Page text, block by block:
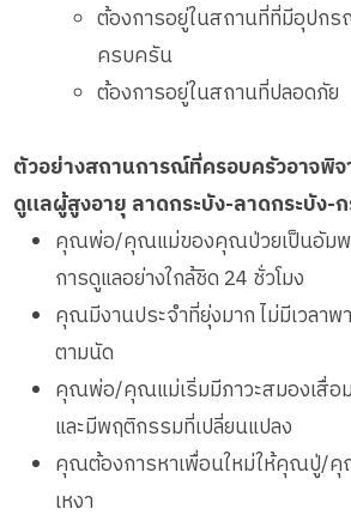
ต้องการอยู่ในสถานที่ที่มีอุปก
ครบครัน
ต้องการอยู่ในสถานที่ปลอดภัย
ตัวอย่างสถานการณ์ที่ครอบครัวอาจพิ
ดูแลผู้สูงอายุ ลาดกระบัง-ลาดกระบัง-
คุณพ่อ/คุณแม่ของคุณป่วยเป็นอัมพ
การดูแลอย่างใกล้ชิด 24 ชั่วโมง
คุณมีงานประจำที่ยุ่งมาก ไม่มีเวลา
ตามนัด
คุณพ่อ/คุณแม่เริ่มมีภาวะสมองเสื่อ
และมีพฤติกรรมที่เปลี่ยนแปลง
คุณต้องการหาเพื่อนใหม่ให้คุณปู่/คุ
เหงา